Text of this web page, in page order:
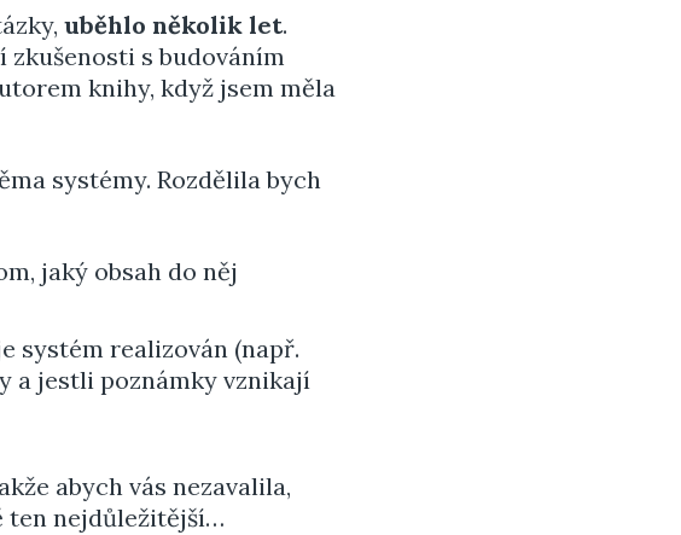
uběhlo několik let.
zkušenosti s budováním
knihy, když jsem měla
systémy. Rozdělila bych
jaký obsah do něj
systém realizován (např.
a jestli poznámky vznikají
abych vás nezavalila,
ten nejdůležitější…